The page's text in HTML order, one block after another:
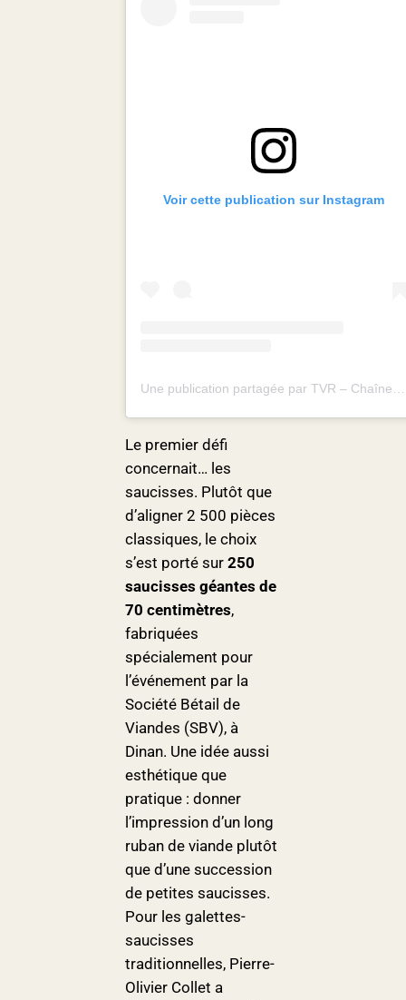
Voir cette publication sur Instagram
Le premier défi
concernait… les
saucisses. Plutôt que
d’aligner 2 500 pièces
classiques, le choix
s’est porté sur 250
saucisses géantes de
70 centimètres,
fabriquées
spécialement pour
l’événement par la
Société Bétail de
Viandes (SBV), à
Dinan. Une idée aussi
esthétique que
pratique : donner
l’impression d’un long
ruban de viande plutôt
que d’une succession
de petites saucisses.
Pour les galettes-
saucisses
traditionnelles, Pierre-
Olivier Collet a